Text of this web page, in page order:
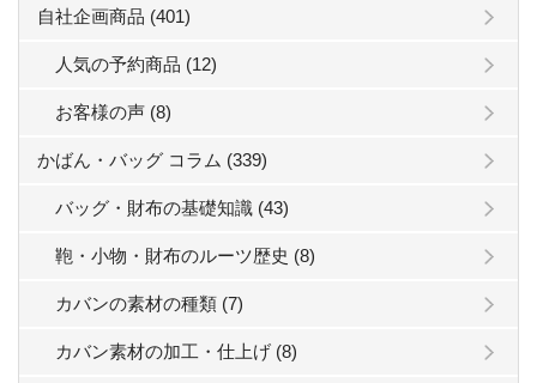
自社企画商品 (401)
人気の予約商品 (12)
お客様の声 (8)
かばん・バッグ コラム (339)
バッグ・財布の基礎知識 (43)
鞄・小物・財布のルーツ歴史 (8)
カバンの素材の種類 (7)
カバン素材の加工・仕上げ (8)